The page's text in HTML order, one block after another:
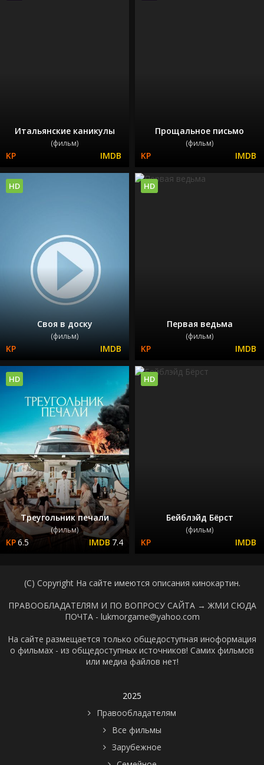
Итальянские каникулы
(фильм)
Прощальное письмо
(фильм)
Своя в доску
(фильм)
HD
Первая ведьма
(фильм)
HD
Треугольник печали
(фильм)
6.5 7.4
HD
Бейблэйд Бёрст
(фильм)
HD
(C) Copyright На сайте имеются описания кинокартин.
ПРАВООБЛАДАТЕЛЯМ И ПО ВОПРОСУ САЙТА → ЖМИ СЮДА
ПОЧТА - lukmorgame@yahoo.com
На сайте размещается только общедоступная иноформация
о фильмах - из общедоступных источников! Самих фильмов
или медиа файлов нет!
2025
Правообладателям
Все фильмы
Зарубежное